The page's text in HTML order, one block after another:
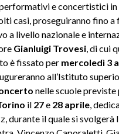
e concertistici
casi, proseguiranno fino a
a livello nazionale e
Gianluigi Trovesi, di cui
è fissato per mercoledì 3
all’Istituto
nelle scuole
il 27e 28 aprile,
durante il quale si svolgerà